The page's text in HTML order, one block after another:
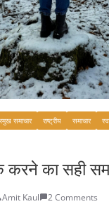
समाचार राष्ट्रीय समाचार
करने का सही
Amit Kaul 2 Comments